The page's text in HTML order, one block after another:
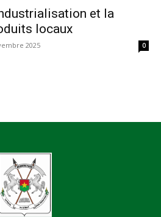
et la
locaux
2025 0